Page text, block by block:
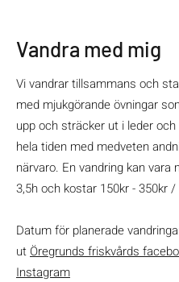
Vandra med mig
Vi vandrar tillsammans och
med mjukgörande övningar
upp och sträcker ut i leder och
hela tiden med medveten
närvaro. En vandring kan vara
3,5h och kostar 150kr - 350kr
Datum för planerade
ut Öregrunds friskvårds
Instagram